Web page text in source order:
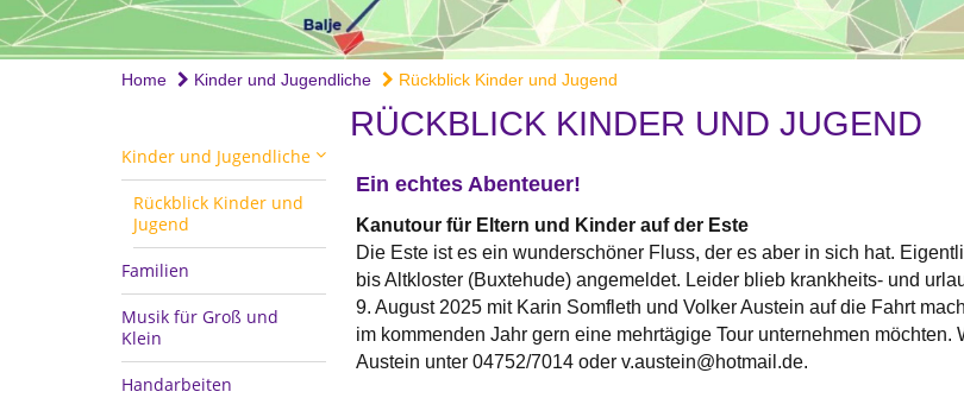
Home Kinder und Jugendliche Rückblick Kinder und Jugend
Kinder und Jugendliche
Rückblick Kinder und
Jugend
Familien
Musik für Groß und
Klein
Handarbeiten
RÜCKBLICK KINDER UND JUGEND
Ein echtes Abenteuer!
Kanutour für Eltern und Kinder auf der Este
Die Este ist es ein wunderschöner Fluss, der es aber in sich hat.
bis Altkloster (Buxtehude) angemeldet. Leider blieb krankheits- und
9. August 2025 mit Karin Somfleth und Volker Austein auf die Fahrt
im kommenden Jahr gern eine mehrtägige Tour unternehmen
Austein unter 04752/7014 oder v.austein@hotmail.de.